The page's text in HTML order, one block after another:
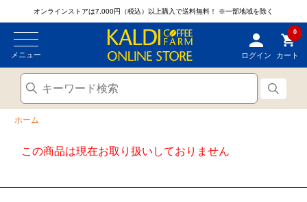
オンラインストアは7,000円（税込）以上購入で送料無料！ ※一部地域を除く
メニュー ログイン
0
カート
ホーム
この商品は現在お取り扱いしておりません